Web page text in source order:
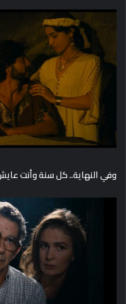
وفي النهاية.. كل سنة وأنت